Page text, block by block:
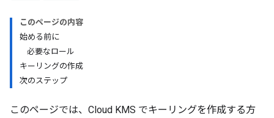
このページの内容
始める前に
必要なロール
キーリングの作成
次のステップ
このページでは、Cloud KMS でキーリングを作成する方